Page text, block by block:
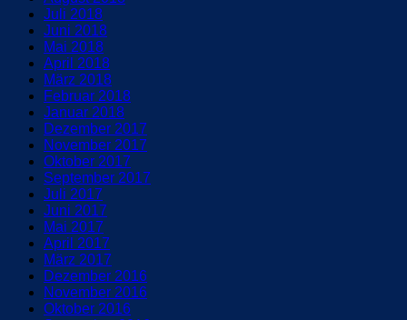
Juli 2018
Juni 2018
Mai 2018
April 2018
März 2018
Februar 2018
Januar 2018
Dezember 2017
November 2017
Oktober 2017
September 2017
Juli 2017
Juni 2017
Mai 2017
April 2017
März 2017
Dezember 2016
November 2016
Oktober 2016